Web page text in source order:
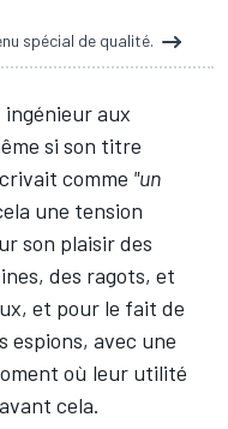
spécial de qualité.
aux
si son titre
comme "un
une tension
son plaisir des
des ragots, et
et pour le fait de
espions, avec une
où leur utilité
cela.